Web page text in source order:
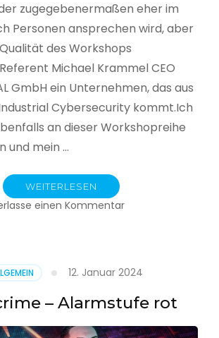
zugegebenermaßen eher im
Personen ansprechen wird, aber
des Workshops
Michael Krammel CEO
GmbH ein Unternehmen, das aus
Cybersecurity kommt.Ich
an dieser Workshopreihe
und mein …
WEITERLESEN
einen Kommentarzu
Produktion
12. Januar 2024
– Alarmstufe rot